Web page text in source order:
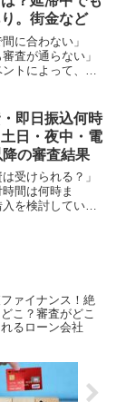
。街金など
に合わない」
査が通らない」
トによって、ど
トなどの訳アリ
人や...
即日振込何時
日・夜中・電
の審査結果
受けられる？」
間は何時ま
を検討してい
ァイナンス！絶
こ？審査がどこ
るローン会社